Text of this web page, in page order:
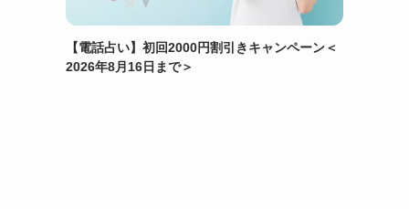
【電話占い】初回2000円割引きキャンペーン＜
2026年8月16日まで＞